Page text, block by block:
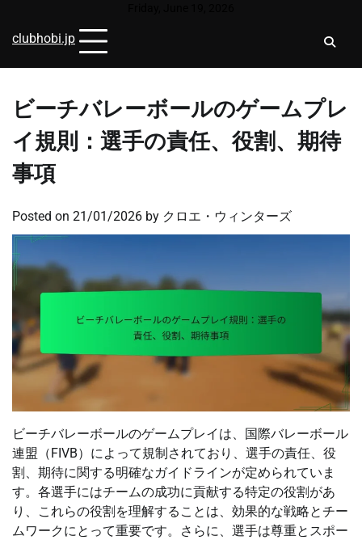
content
clubhobi.jp
ビーチバレーボールのゲームプレ
イ規則：選手の責任、役割、期待
事項
Posted on 21/01/2026 by クロエ・ウィンターズ
ビーチバレーボールのゲームプレイは、国際バレーボール
連盟（FIVB）によって規制されており、選手の責任、役
割、期待に関する明確なガイドラインが定められていま
す。各選手にはチームの成功に貢献する特定の役割があ
り、これらの役割を理解することは、効果的な戦略とチー
ムワークにとって重要です。さらに、選手は尊重とスポー